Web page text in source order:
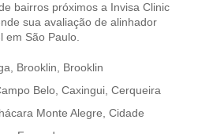
bairros próximos a Invisa Clinic
sua avaliação de alinhador
em São Paulo.
Brooklin,
Brooklin
Belo, Caxingui, Cerqueira
Monte Alegre, Cidade